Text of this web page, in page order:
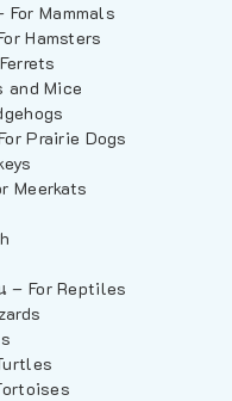
Mammals
Hamsters
and Mice
Prairie Dogs
Meerkats
– For Reptiles